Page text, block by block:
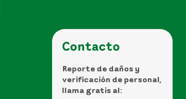
Contacto
Reporte de daños y
verificación de personal,
llama gratis al: